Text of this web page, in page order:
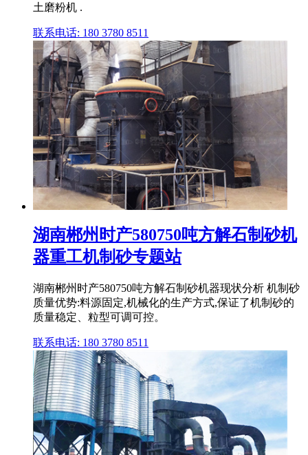
土磨粉机 .
联系电话: 180 3780 8511
湖南郴州时产580750吨方解石制砂机
器重工机制砂专题站
湖南郴州时产580750吨方解石制砂机器现状分析 机制砂
质量优势:料源固定,机械化的生产方式,保证了机制砂的
质量稳定、粒型可调可控。
联系电话: 180 3780 8511